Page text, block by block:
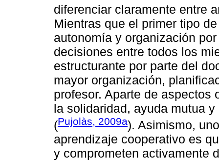
diferenciar claramente entre
Mientras que el primer tipo
autonomía y organización
decisiones entre todos los
estructurante por parte del
mayor organización,
profesor. Aparte de aspectos
la solidaridad, ayuda mutua
(Pujolàs, 2009a). Asimismo,
aprendizaje cooperativo es
y comprometen activamente